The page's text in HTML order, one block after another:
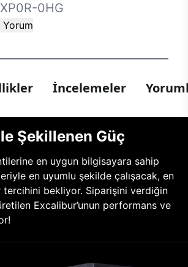
0HG
Yorum
İncelemeler
Şekillenen Güç
en uygun bilgisayara sahip
en uyumlu şekilde çalışacak, en
tercihini bekliyor. Siparişini verdiğin
Excalibur’unun performans ve